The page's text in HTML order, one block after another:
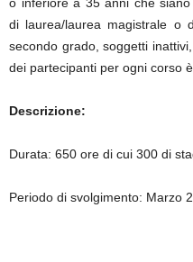
di laurea/laurea magistrale o
secondo grado, soggetti
dei partecipanti per ogni corso è
Descrizione:
Durata: 650 ore di cui 300 di
Periodo di svolgimento: Marzo